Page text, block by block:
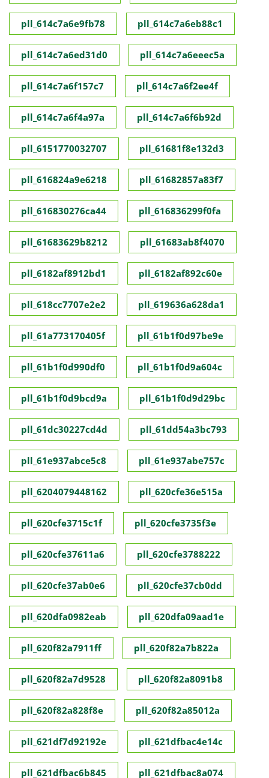
pll_614c7a6e9fb78 pll_614c7a6eb88c1
pll_614c7a6ed31d0 pll_614c7a6eeec5a
pll_614c7a6f157c7 pll_614c7a6f2ee4f
pll_614c7a6f4a97a pll_614c7a6f6b92d
pll_6151770032707 pll_61681f8e132d3
pll_616824a9e6218 pll_61682857a83f7
pll_616830276ca44 pll_616836299f0fa
pll_61683629b8212 pll_61683ab8f4070
pll_6182af8912bd1 pll_6182af892c60e
pll_618cc7707e2e2 pll_619636a628da1
pll_61a773170405f pll_61b1f0d97be9e
pll_61b1f0d990df0 pll_61b1f0d9a604c
pll_61b1f0d9bcd9a pll_61b1f0d9d29bc
pll_61dc30227cd4d pll_61dd54a3bc793
pll_61e937abce5c8 pll_61e937abe757c
pll_6204079448162 pll_620cfe36e515a
pll_620cfe3715c1f pll_620cfe3735f3e
pll_620cfe37611a6 pll_620cfe3788222
pll_620cfe37ab0e6 pll_620cfe37cb0dd
pll_620dfa0982eab pll_620dfa09aad1e
pll_620f82a7911ff pll_620f82a7b822a
pll_620f82a7d9528 pll_620f82a8091b8
pll_620f82a828f8e pll_620f82a85012a
pll_621df7d92192e pll_621dfbac4e14c
pll_621dfbac6b845 pll_621dfbac8a074